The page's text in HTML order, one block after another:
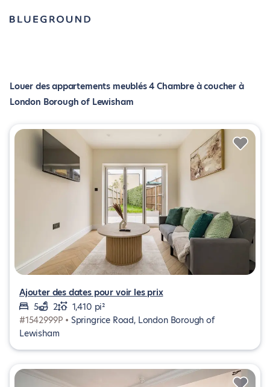
Louer des appartements meublés 4 Chambre à coucher à
London Borough of Lewisham
Ajouter des dates pour voir les prix
5
2
1,410 pi²
#1542999P • Springrice Road, London Borough of
Lewisham